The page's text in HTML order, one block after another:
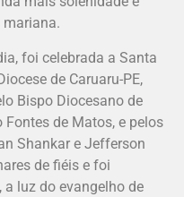
foi celebrada a Santa
de Caruaru-PE,
Bispo Diocesano de
Fontes de Matos, e pelos
Shankar e Jefferson
de fiéis e foi
luz do evangelho de